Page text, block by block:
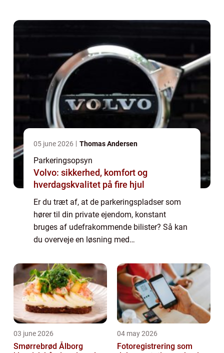
parkeringspladser mod uretm...
05 june 2026 Thomas Andersen
Parkeringsopsyn
Volvo: sikkerhed, komfort og
hverdagskvalitet på fire hjul
Er du træt af, at de parkeringspladser som
hører til din private ejendom, konstant
bruges af udefrakommende bilister? Så kan
du overveje en løsning med
Hvordan sikrer jeg bedst mine
parkeringspladser mod uretm...
03 june 2026
Smørrebrød Ålborg
04 may 2026
Fotoregistrering som